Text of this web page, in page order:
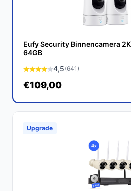
past bij jouw behoeften!
Eufy Security Binnencamera
64GB
4,5(641)
€109,00
Upgrade